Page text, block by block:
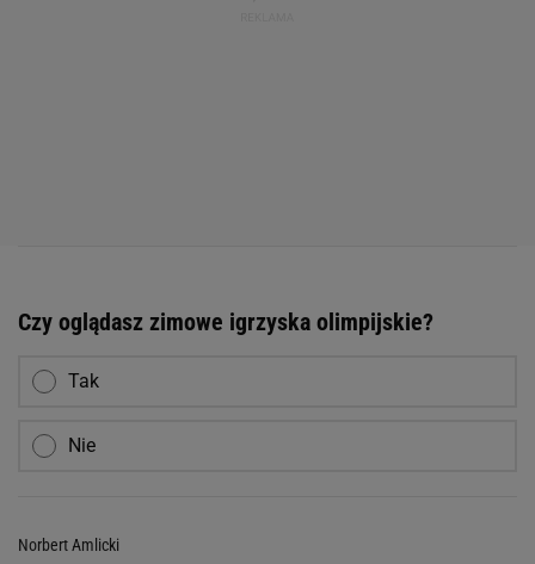
Czy oglądasz zimowe igrzyska olimpijskie?
Tak
Nie
Norbert Amlicki